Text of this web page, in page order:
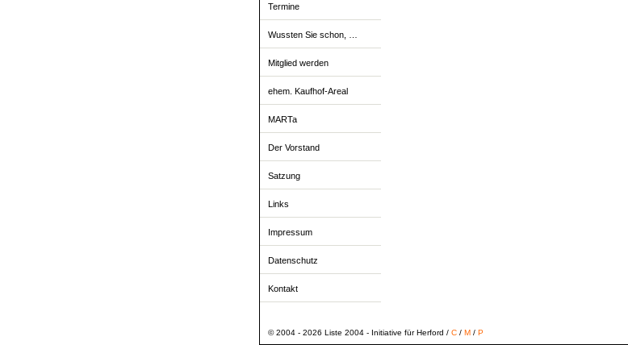
Termine
Wussten Sie schon, …
Mitglied werden
ehem. Kaufhof-Areal
MARTa
Der Vorstand
Satzung
Links
Impressum
Datenschutz
Kontakt
© 2004 - 2026 Liste 2004 - Initiative für Herford / C/ M/ P